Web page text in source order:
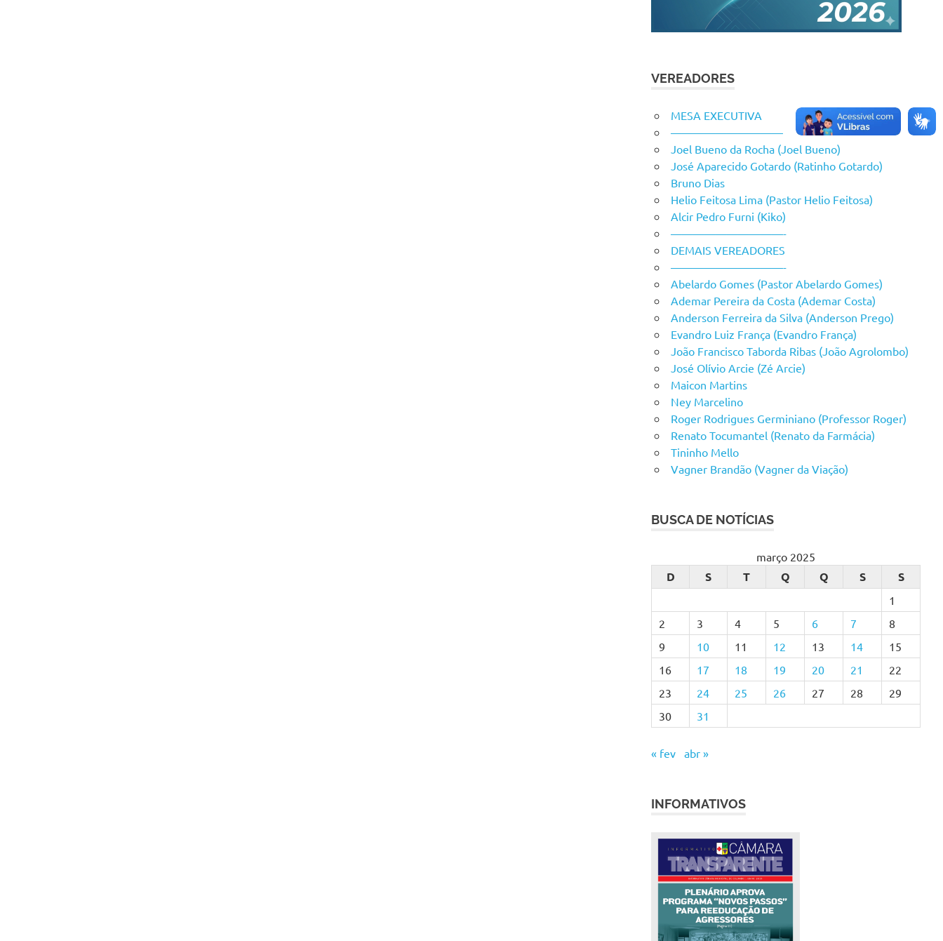
VEREADORES
MESA EXECUTIVA
——————————
Joel Bueno da Rocha (Joel Bueno)
José Aparecido Gotardo (Ratinho Gotardo)
Bruno Dias
Helio Feitosa Lima (Pastor Helio Feitosa)
Alcir Pedro Furni (Kiko)
——————————-
DEMAIS VEREADORES
——————————-
Abelardo Gomes (Pastor Abelardo Gomes)
Ademar Pereira da Costa (Ademar Costa)
Anderson Ferreira da Silva (Anderson Prego)
Evandro Luiz França (Evandro França)
João Francisco Taborda Ribas (João Agrolombo)
José Olívio Arcie (Zé Arcie)
Maicon Martins
Ney Marcelino
Roger Rodrigues Germiniano (Professor Roger)
Renato Tocumantel (Renato da Farmácia)
Tininho Mello
Vagner Brandão (Vagner da Viação)
BUSCA DE NOTÍCIAS
março 2025
D S T Q Q S S
1
2
3 4 5 6 7
8
9
10 11 12 13 14
15
16
17 18 19 20 21
22
23
24 25 26 27 28
29
30
31
« fev abr »
INFORMATIVOS